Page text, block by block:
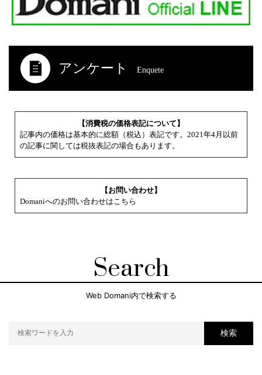
アンケート Enquete
【消費税の価格表記について】
記事内の価格は基本的に総額（税込）表記です。2021年4月以前
の記事に関しては税抜表記の場合もあります。
【お問い合わせ】
Domaniへのお問い合わせはこちら
Search
Web Domani内で検索する
検索